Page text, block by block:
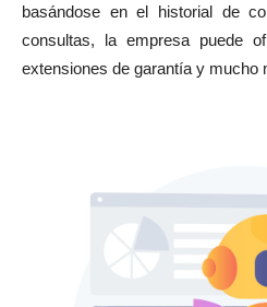
basándose en el historial de
consultas, la empresa puede
extensiones de garantía y mucho